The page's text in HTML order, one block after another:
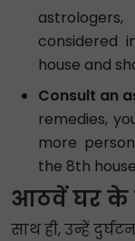
considered
house and
Consult an
remedies,
more
the 8th
आठवें घर के
साथ ही, उन्हें